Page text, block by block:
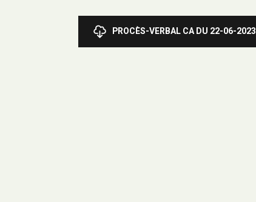
PROCÈS-VERBAL CA DU 22-06-2023